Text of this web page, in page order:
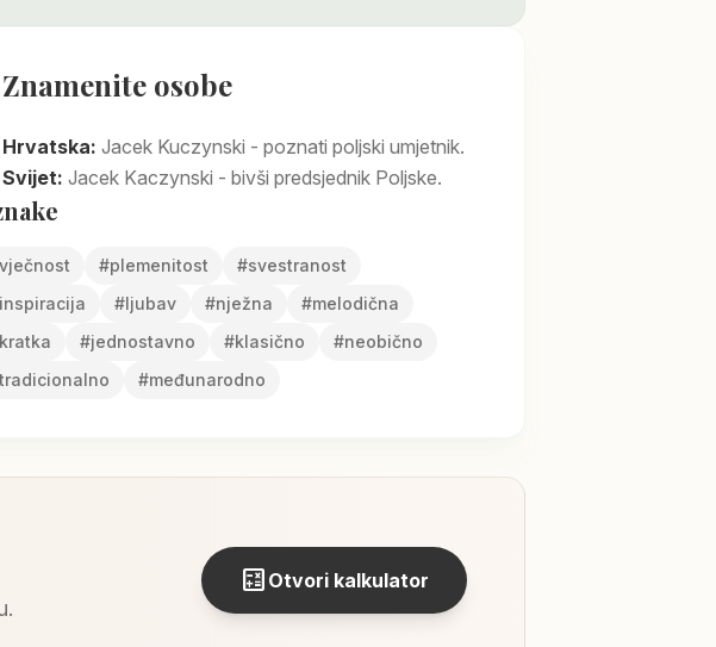
Znamenite osobe
Hrvatska: Jacek Kuczynski - poznati poljski umjetnik.
Svijet: Jacek Kaczynski - bivši predsjednik Poljske.
vječnost #plemenitost #svestranost
inspiracija #ljubav #nježna #melodična
kratka #jednostavno #klasično #neobično
tradicionalno #međunarodno
calculate Otvori kalkulator